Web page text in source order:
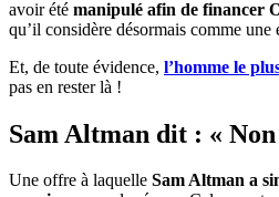
avoir été manipulé afin de financer
qu’il considère désormais comme une
Et, de toute évidence, l’homme le
pas en rester là !
Sam Altman dit : «
Une offre à laquelle Sam Altman a